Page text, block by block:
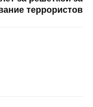
террористов